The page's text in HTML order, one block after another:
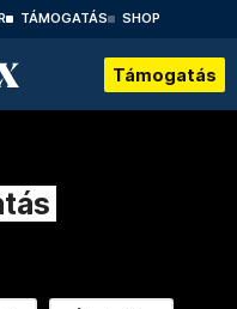
TÁMOGATÁS SHOP
Támogatás